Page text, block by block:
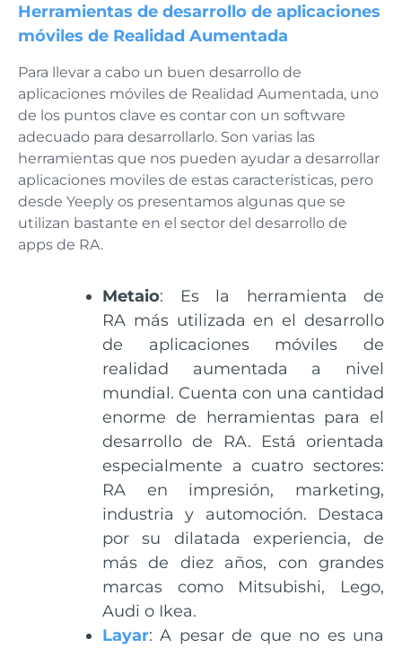
Herramientas de desarrollo de aplicaciones
móviles de Realidad Aumentada
Para llevar a cabo un buen desarrollo de
aplicaciones móviles de Realidad Aumentada, uno
de los puntos clave es contar con un software
adecuado para desarrollarlo. Son varias las
herramientas que nos pueden ayudar a desarrollar
aplicaciones moviles de estas características, pero
desde Yeeply os presentamos algunas que se
utilizan bastante en el sector del desarrollo de
apps de RA.
Metaio: Es la herramienta de
RA más utilizada en el desarrollo
de aplicaciones móviles de
realidad aumentada a nivel
mundial. Cuenta con una cantidad
enorme de herramientas para el
desarrollo de RA. Está orientada
especialmente a cuatro sectores:
RA en impresión, marketing,
industria y automoción. Destaca
por su dilatada experiencia, de
más de diez años, con grandes
marcas como Mitsubishi, Lego,
Audi o Ikea.
Layar: A pesar de que no es una